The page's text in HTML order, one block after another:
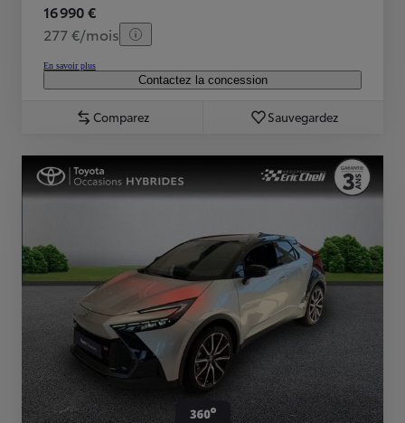
16 990 €
277 €/mois
En savoir plus
Contactez la concession
Comparez Sauvegardez